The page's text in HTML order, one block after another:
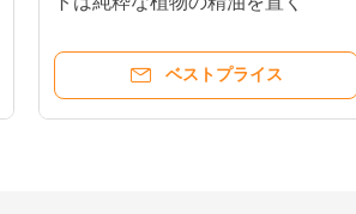
ベストプライス